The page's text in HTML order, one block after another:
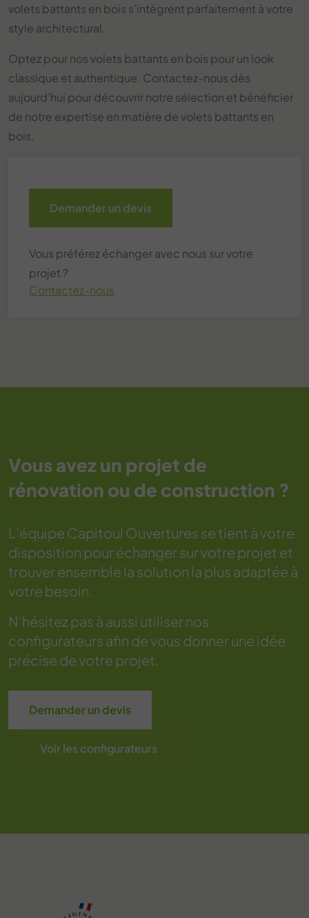
volets battants en bois s’intègrent parfaitement à votre
style architectural.
Optez pour nos volets battants en bois pour un look
classique et authentique. Contactez-nous dès
aujourd’hui pour découvrir notre sélection et bénéficier
de notre expertise en matière de volets battants en
bois.
Demander un devis
Vous préférez échanger avec nous sur votre
projet ?
Contactez-nous
Vous avez un projet de
rénovation ou de construction ?
L’équipe Capitoul Ouvertures se tient à votre
disposition pour échanger sur votre projet et
trouver ensemble la solution la plus adaptée à
votre besoin.
N’hésitez pas à aussi utiliser nos
configurateurs afin de vous donner une idée
précise de votre projet.
Demander un devis
Voir les configurateurs